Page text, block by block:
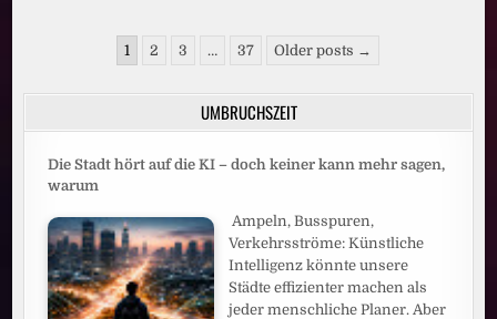
MEISTER
DER
Seitennummerierung
1 2 3 … 37 Older posts →
UMBRUCHSZEIT
Die Stadt hört auf die KI – doch keiner kann mehr sagen,
warum
Ampeln, Busspuren,
Verkehrsströme: Künstliche
Intelligenz könnte unsere
Städte effizienter machen als
jeder menschliche Planer. Aber